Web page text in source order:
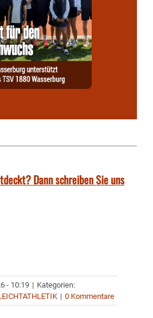
Dann schreiben Sie uns
- 10:19 | Kategorien:
| 0 Kommentare